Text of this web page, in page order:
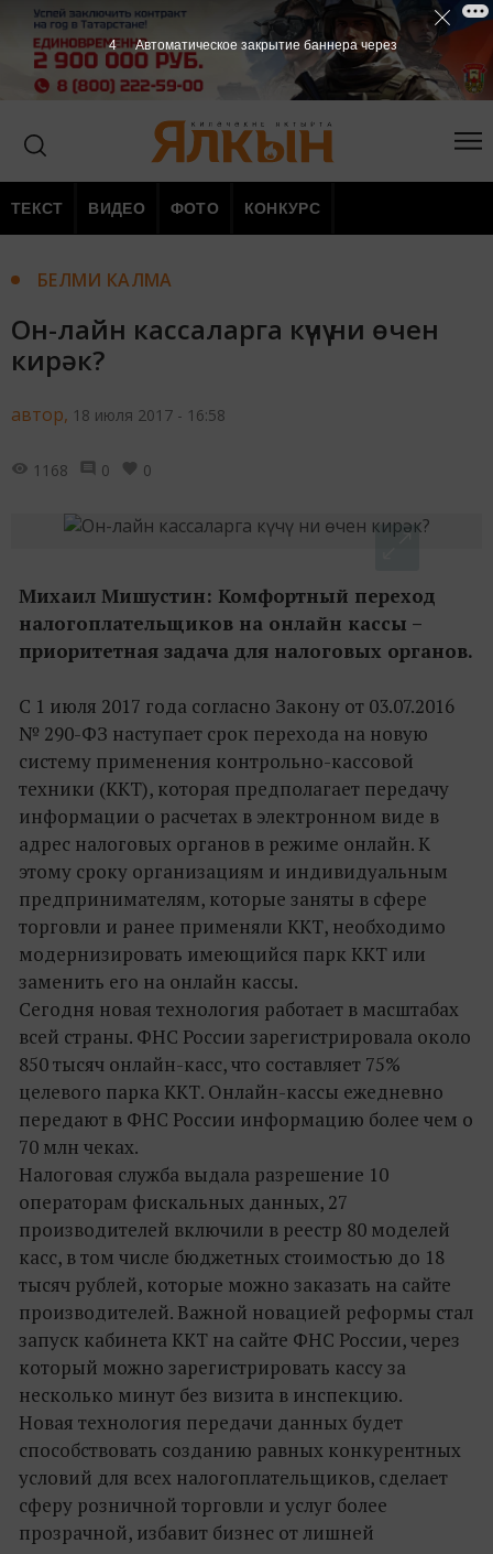
ТЕКСТ ВИДЕО ФОТО КОНКУРС
БЕЛМИ КАЛМА
Он-лайн кассаларга күчү ни өчен
кирәк?
автор, 18 июля 2017 - 16:58
1168 0 0
Михаил Мишустин: Комфортный переход
налогоплательщиков на онлайн кассы –
приоритетная задача для налоговых органов.
С 1 июля 2017 года согласно Закону от 03.07.2016
№ 290-ФЗ наступает срок перехода на новую
систему применения контрольно-кассовой
техники (ККТ), которая предполагает передачу
информации о расчетах в электронном виде в
адрес налоговых органов в режиме онлайн. К
этому сроку организациям и индивидуальным
предпринимателям, которые заняты в сфере
торговли и ранее применяли ККТ, необходимо
модернизировать имеющийся парк ККТ или
заменить его на онлайн кассы.
Сегодня новая технология работает в масштабах
всей страны. ФНС России зарегистрировала около
850 тысяч онлайн-касс, что составляет 75%
целевого парка ККТ. Онлайн-кассы ежедневно
передают в ФНС России информацию более чем о
70 млн чеках.
Налоговая служба выдала разрешение 10
операторам фискальных данных, 27
производителей включили в реестр 80 моделей
касс, в том числе бюджетных стоимостью до 18
тысяч рублей, которые можно заказать на сайте
производителей. Важной новацией реформы стал
запуск кабинета ККТ на сайте ФНС России, через
который можно зарегистрировать кассу за
несколько минут без визита в инспекцию.
Новая технология передачи данных будет
способствовать созданию равных конкурентных
условий для всех налогоплательщиков, сделает
сферу розничной торговли и услуг более
прозрачной, избавит бизнес от лишней
3 Автоматическое закрытие баннера через